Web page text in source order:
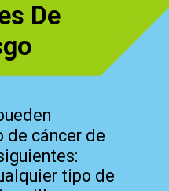
De
de cáncer de
tipo de